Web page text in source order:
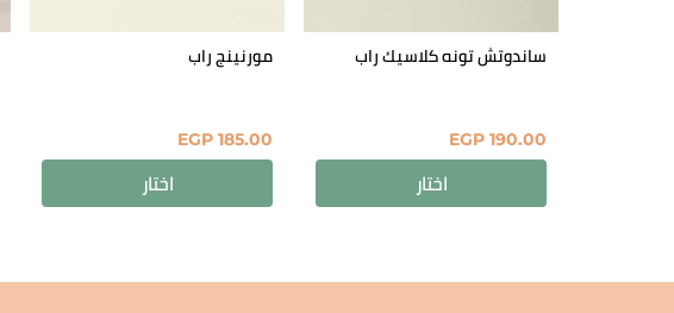
ساندوتش تونه كلاسيك راب
EGP 190.00
اختار
مورنينج راب
EGP 185.00
اختار